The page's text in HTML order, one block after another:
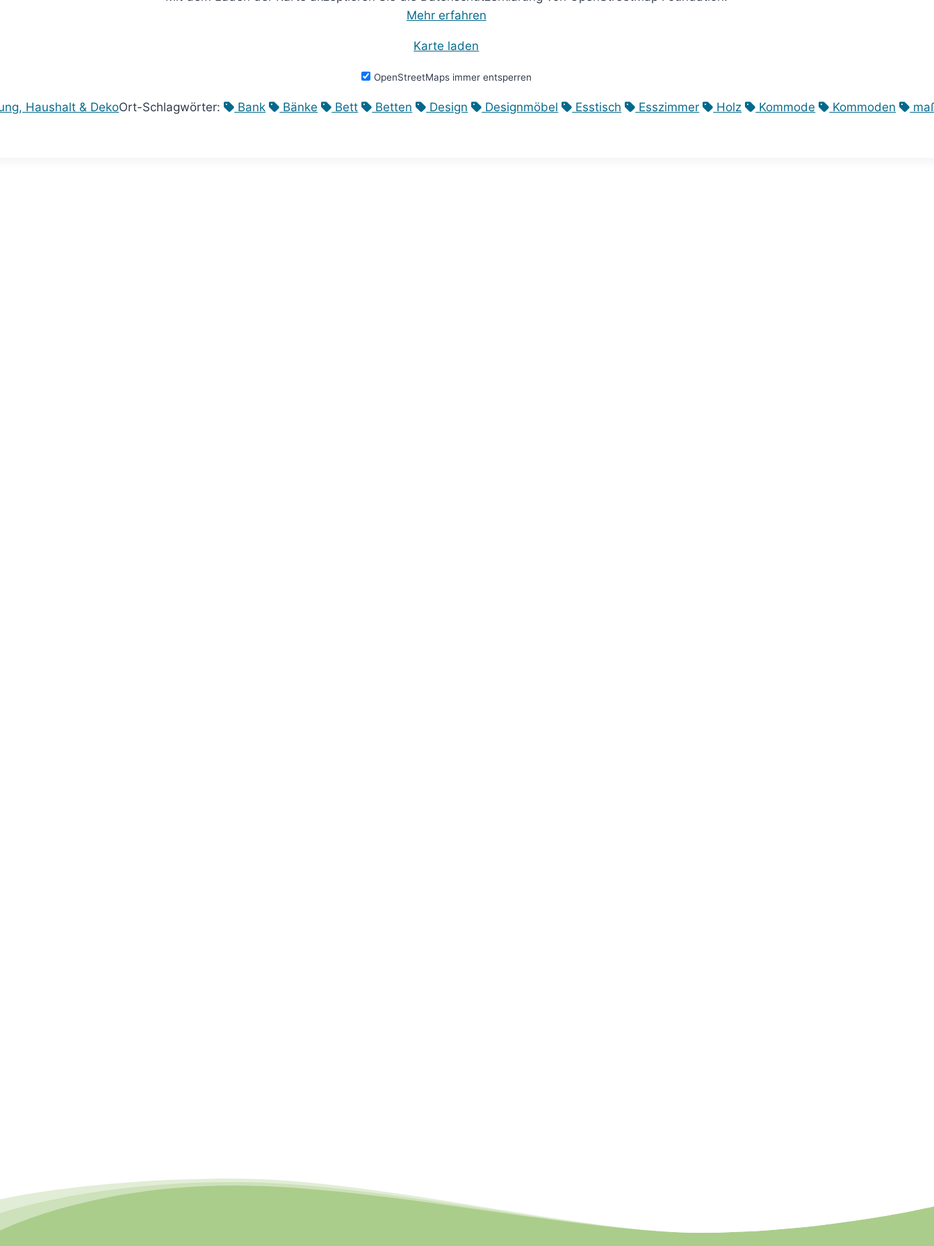
Mehr erfahren
Karte laden
OpenStreetMaps immer entsperren
Haushalt & DekoOrt-Schlagwörter: Bank Bänke Bett Betten Design Designmöbel Esstisch Esszimmer Holz Kommode Kommoden